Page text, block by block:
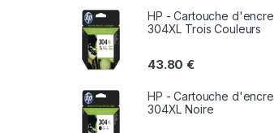
HP - Cartouche d'encre
304XL Trois Couleurs
43.80€
HP - Cartouche d'encre
304XL Noire